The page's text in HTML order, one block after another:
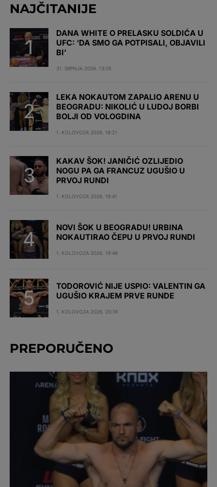
NAJČITANIJE
DANA WHITE O PRELASKU SOLDIĆA U
UFC: ‘DA SMO GA POTPISALI, OBJAVILI
BI’
31. SRPNJA 2026. 13:05
LEKA NOKAUTOM ZAPALIO ARENU U
BEOGRADU: NIKOLIĆ U LUDOJ BORBI
BOLJI OD VOLOGDINA
1. KOLOVOZA 2026. 18:21
KAKAV ŠOK! JANIČIĆ OZLIJEDIO
NOGU PA GA FRANCUZ UGUŠIO U
PRVOJ RUNDI
1. KOLOVOZA 2026. 19:41
NOVI ŠOK U BEOGRADU! URBINA
NOKAUTIRAO ČEPU U PRVOJ RUNDI
1. KOLOVOZA 2026. 19:49
TODOROVIĆ NIJE USPIO: VALENTIN GA
UGUŠIO KRAJEM PRVE RUNDE
1. KOLOVOZA 2026. 20:19
PREPORUČENO